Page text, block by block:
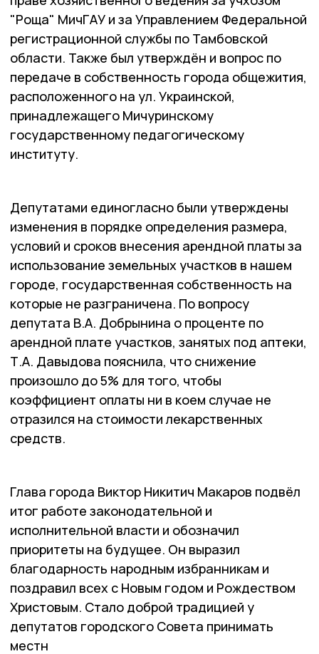
"Роща" МичГАУ и за Управлением Федеральной
регистрационной службы по Тамбовской
области. Также был утверждён и вопрос по
передаче в собственность города общежития,
расположенного на ул. Украинской,
принадлежащего Мичуринскому
государственному педагогическому
институту.
Депутатами единогласно были утверждены
изменения в порядке определения размера,
условий и сроков внесения арендной платы за
использование земельных участков в нашем
городе, государственная собственность на
которые не разграничена. По вопросу
депутата В.А. Добрынина о проценте по
арендной плате участков, занятых под аптеки,
Т.А. Давыдова пояснила, что снижение
произошло до 5% для того, чтобы
коэффициент оплаты ни в коем случае не
отразился на стоимости лекарственных
средств.
Глава города Виктор Никитич Макаров подвёл
итог работе законодательной и
исполнительной власти и обозначил
приоритеты на будущее. Он выразил
благодарность народным избранникам и
поздравил всех с Новым годом и Рождеством
Христовым. Стало доброй традицией у
депутатов городского Совета принимать
местн